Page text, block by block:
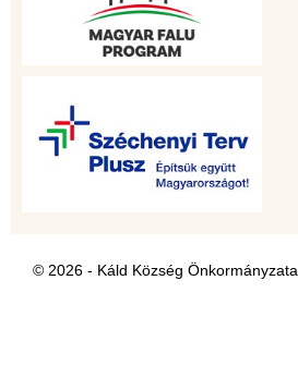
© 2026 - Káld Község Önkormányzata